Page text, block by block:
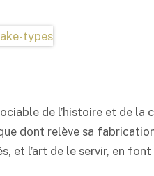
de l’histoire et de la
dont relève sa
et l’art de le servir, en